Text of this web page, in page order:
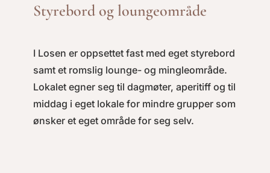
Styrebord og loungeområde
I Losen er oppsettet fast med eget styrebord
samt et romslig lounge- og mingleområde.
Lokalet egner seg til dagmøter, aperitiff og til
middag i eget lokale for mindre grupper som
ønsker et eget område for seg selv.